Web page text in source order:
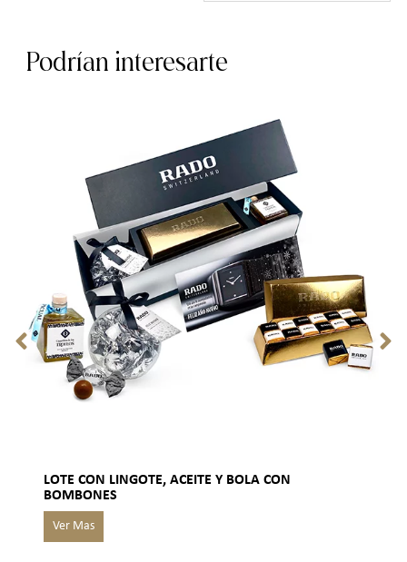
Podrían interesarte
LOTE CON LINGOTE, ACEITE Y BOLA CON
BOMBONES